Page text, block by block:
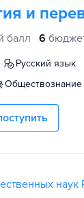
и
балл 6
русский язык
обществознание